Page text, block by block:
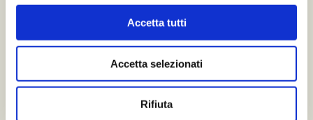
Accetta tutti
Accetta selezionati
Rifiuta